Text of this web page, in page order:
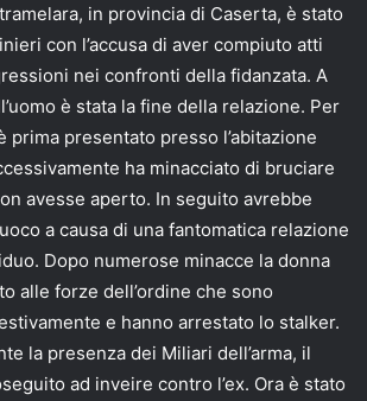
in provincia di Caserta, è stato
con l’accusa di aver compiuto atti
nei confronti della fidanzata. A
è stata la fine della relazione. Per
prima presentato presso l’abitazione
ha minacciato di bruciare
avesse aperto. In seguito avrebbe
a causa di una fantomatica relazione
Dopo numerose minacce la donna
alle forze dell’ordine che sono
e hanno arrestato lo stalker.
la presenza dei Miliari dell’arma, il
ad inveire contro l’ex. Ora è stato